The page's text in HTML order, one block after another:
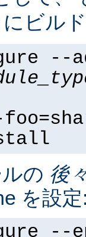
にビル
--
の 後
を設
--